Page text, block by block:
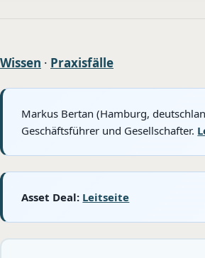
Wissen · Praxisfälle
Markus Bertan (Hamburg,
Geschäftsführer und Gesellschafter.
Asset Deal: Leitseite